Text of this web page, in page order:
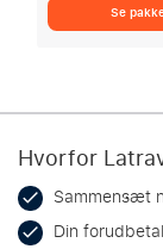
Se
Hvorfor
Sammensæt
Din